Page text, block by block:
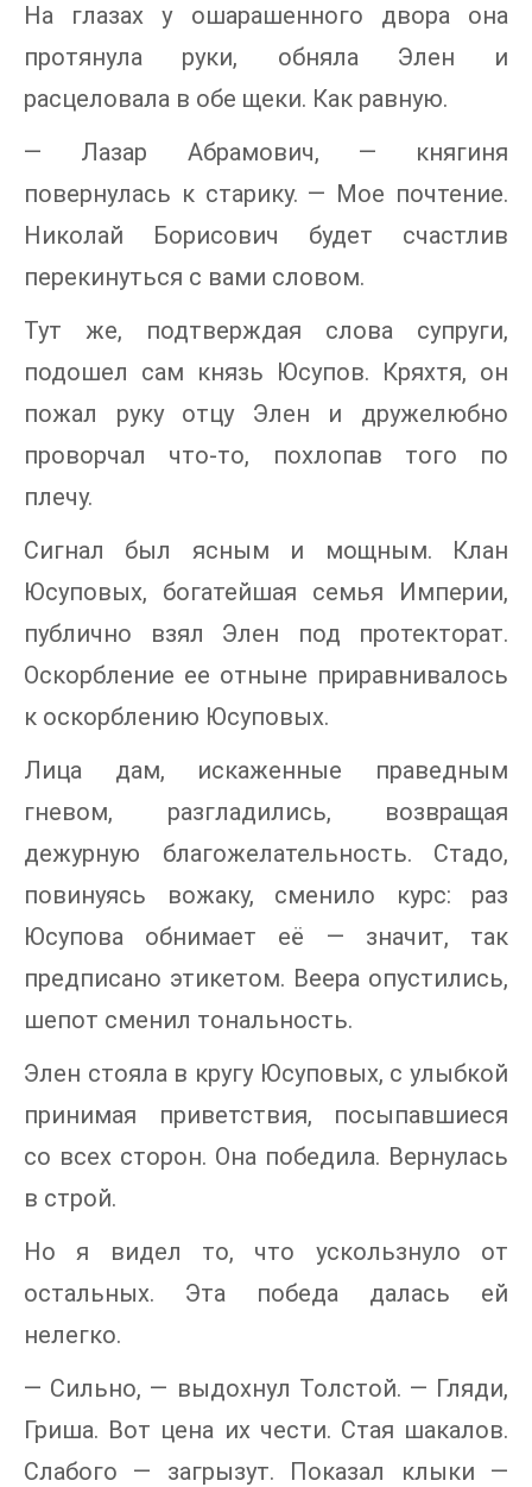
На глазах у ошарашенного двора она
протянула руки, обняла Элен и
расцеловала в обе щеки. Как равную.
— Лазар Абрамович, — княгиня
повернулась к старику. — Мое почтение.
Николай Борисович будет счастлив
перекинуться с вами словом.
Тут же, подтверждая слова супруги,
подошел сам князь Юсупов. Кряхтя, он
пожал руку отцу Элен и дружелюбно
проворчал что-то, похлопав того по
плечу.
Сигнал был ясным и мощным. Клан
Юсуповых, богатейшая семья Империи,
публично взял Элен под протекторат.
Оскорбление ее отныне приравнивалось
к оскорблению Юсуповых.
Лица дам, искаженные праведным
гневом, разгладились, возвращая
дежурную благожелательность. Стадо,
повинуясь вожаку, сменило курс: раз
Юсупова обнимает её — значит, так
предписано этикетом. Веера опустились,
шепот сменил тональность.
Элен стояла в кругу Юсуповых, с улыбкой
принимая приветствия, посыпавшиеся
со всех сторон. Она победила. Вернулась
в строй.
Но я видел то, что ускользнуло от
остальных. Эта победа далась ей
нелегко.
— Сильно, — выдохнул Толстой. — Гляди,
Гриша. Вот цена их чести. Стая шакалов.
Слабого — загрызут. Показал клыки —